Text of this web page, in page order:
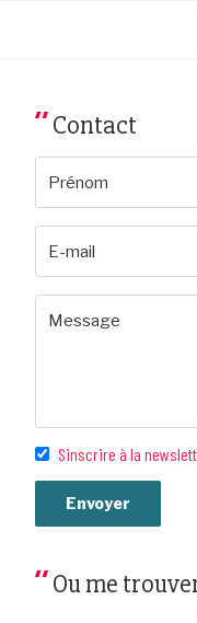
Contact
Sinscrire à la
Ou me